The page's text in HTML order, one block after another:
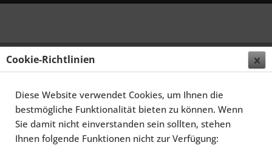
SCHMIDT FELGEN 16 ZOLL MODERN-LINE FÜR VW
GOLF II TYP 19E, HIGHGLOSS SILBER
Cookie-Richtlinien
Diese Website verwendet Cookies, um Ihnen die
bestmögliche Funktionalität bieten zu können. Wenn
Sie damit nicht einverstanden sein sollten, stehen
Ihnen folgende Funktionen nicht zur Verfügung: